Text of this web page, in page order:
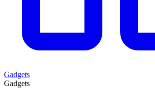
Gadgets
Gadgets